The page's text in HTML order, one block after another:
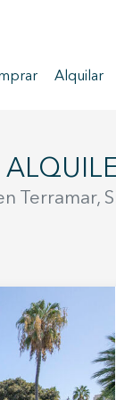
Alquilar
Terramar,